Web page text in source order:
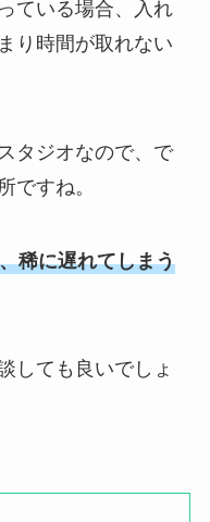
ている場合、入れ
り時間が取れない
タジオなので、で
ですね。
稀に遅れてしまう
しても良いでしょ